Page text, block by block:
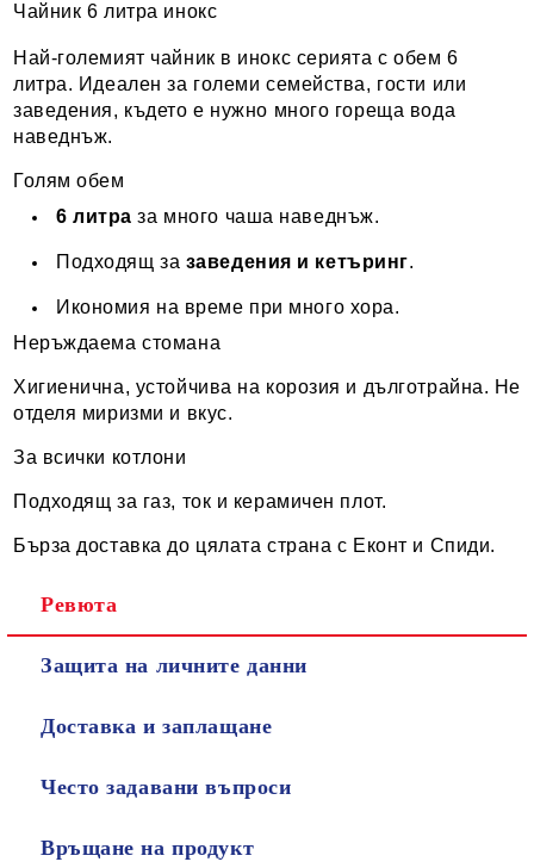
Чайник 6 литра инокс
Най-големият чайник в инокс серията с обем 6
литра. Идеален за големи семейства, гости или
заведения, където е нужно много гореща вода
наведнъж.
Голям обем
6 литра за много чаша наведнъж.
Подходящ за заведения и кетъринг.
Икономия на време при много хора.
Неръждаема стомана
Хигиенична, устойчива на корозия и дълготрайна. Не
отделя миризми и вкус.
За всички котлони
Подходящ за газ, ток и керамичен плот.
Бърза доставка до цялата страна с Еконт и Спиди.
Ревюта
Защита на личните данни
Доставка и заплащане
Често задавани въпроси
Връщане на продукт